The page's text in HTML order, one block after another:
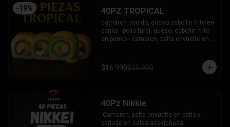
-19% 40PZ TROPICAL
camaron cocido, queso,cebollin frito en
panko - pollo furai, queso, cebollin frito
en panko - camaron, palta envuelto en
bañado en salsa de maracuya
INCLUYE: 3 SALSAS - 2 PALITOS
$16.990$20.990
40Pz Nikkie
-Camaron, palta envuelto en palta y
bañado en salsa acevichada